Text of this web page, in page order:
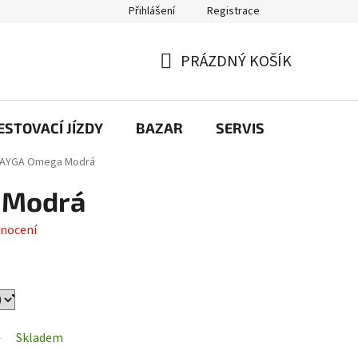
Přihlášení Registrace
KOŠÍK
PRÁZDNÝ KOŠÍK
JÍZDY BAZAR SERVIS
Omega Modrá
Modrá
Skladem